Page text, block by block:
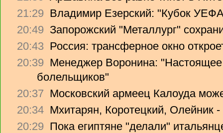
21:29 Владимир Езерский: "Кубок
20:49 Запорожский "Металлург"
20:43 Россия: трансферное окно
20:39 Менеджер Воронина: "Настоящее
болельщиков"
20:37 Московский армеец Калоуда
20:34 Мхитарян, Коротецкий, Олейник -
20:29 Пока египтяне "делали"